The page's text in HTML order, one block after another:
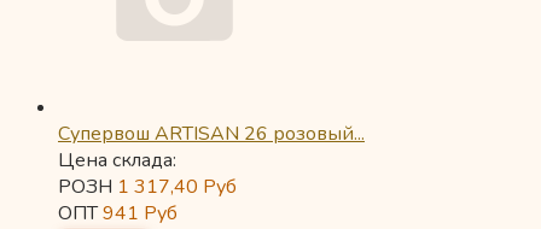
Супервош ARTISAN 26 розовый...
Цена склада:
РОЗН 1 317,40 Руб
ОПТ941 Руб